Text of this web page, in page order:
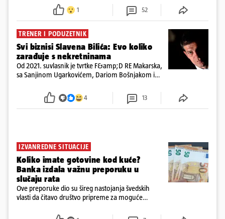
ispitali i poslali u istražni zatvor
1 52
TRENER I PODUZETNIK
Svi biznisi Slavena Bilića: Evo koliko
zarađuje s nekretninama
Od 2021. suvlasnik je tvrtke F&amp;D RE Makarska,
sa Sanjinom Ugarkovićem, Dariom Bošnjakom i
poslovanje nekretninama, a od osnutka nema
zaposlenih
4 13
IZVANREDNE SITUACIJE
Koliko imate gotovine kod kuće?
Banka izdala važnu preporuku u
slučaju rata
Ove preporuke dio su šireg nastojanja švedskih
vlasti da čitavo društvo pripreme za moguće